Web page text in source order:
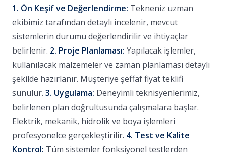
1. Ön Keşif ve Değerlendirme: Tekneniz uzman
ekibimiz tarafından detaylı incelenir, mevcut
sistemlerin durumu değerlendirilir ve ihtiyaçlar
belirlenir. 2. Proje Planlaması: Yapılacak işlemler,
kullanılacak malzemeler ve zaman planlaması detaylı
şekilde hazırlanır. Müşteriye şeffaf fiyat teklifi
sunulur. 3. Uygulama: Deneyimli teknisyenlerimiz,
belirlenen plan doğrultusunda çalışmalara başlar.
Elektrik, mekanik, hidrolik ve boya işlemleri
profesyonelce gerçekleştirilir. 4. Test ve Kalite
Kontrol: Tüm sistemler fonksiyonel testlerden